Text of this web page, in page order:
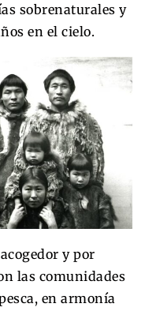
sobrenaturales y
en el cielo.
y por
las comunidades
en armonía